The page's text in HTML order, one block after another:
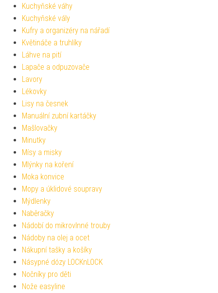
Kuchyňské váhy
Kuchyňské vály
Kufry a organizéry na nářadí
Květináče a truhlíky
Láhve na pití
Lapače a odpuzovače
Lavory
Lékovky
Lisy na česnek
Manuální zubní kartáčky
Mašlovačky
Minutky
Mísy a misky
Mlýnky na koření
Moka konvice
Mopy a úklidové soupravy
Mýdlenky
Naběračky
Nádobí do mikrovlnné trouby
Nádoby na olej a ocet
Nákupní tašky a košíky
Násypné dózy LOCKnLOCK
Nočníky pro děti
Nože easyline